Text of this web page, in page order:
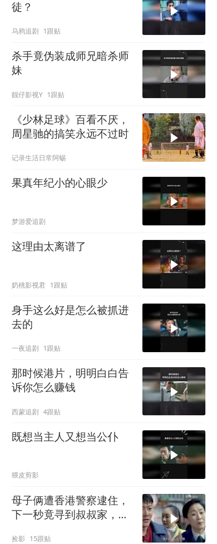
徒？
乌鸦追剧 1跟贴
杀手竟伪装成师兄暗杀师
妹
靓仔影视Y 1跟贴
《少林足球》百看不厌，
周星驰的搞笑永远不过时
记录生活日常阿蜴
果真年纪小的心眼少
梦游爱追剧
这理由太离谱了
奶桃影视君 1跟贴
身手这么好是怎么被抓进
去的
一夜追剧 1跟贴
那时候港片，明明白白告
诉你怎么赚钱
西蒙追剧 4跟贴
既想当主人又想当公仆
猥皮剪影
母子俩遭香港警察逮住，
下一秒竟寻到叔叔家，瞬
捡影 15跟贴